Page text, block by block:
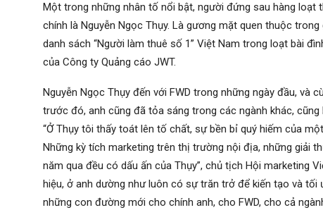
Một trong những nhân tố nổi bật, người đứng sau hàng loạt
chính là Nguyễn Ngọc Thụy. Là gương mặt quen thuộc
danh sách “Người làm thuê số 1” Việt Nam trong loạt bài
của Công ty Quảng cáo JWT.
Nguyễn Ngọc Thụy đến với FWD trong những ngày đầu, và
trước đó, anh cũng đã tỏa sáng trong các ngành khác, cũng
“Ở Thụy tôi thấy toát lên tố chất, sự bền bỉ quý hiếm của
Những kỳ tích marketing trên thị trường nội địa, những giải
năm qua đều có dấu ấn của Thụy”, chủ tịch Hội marketing
hiệu, ở anh dường như luôn có sự trăn trở để kiến tạo và
những con đường mới cho chính anh, cho FWD, cho cả